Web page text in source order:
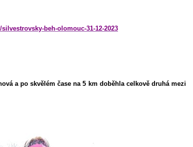
beh-olomouc-31-12-2023
a po skvělém čase na 5 km doběhla celkově druhá mezi